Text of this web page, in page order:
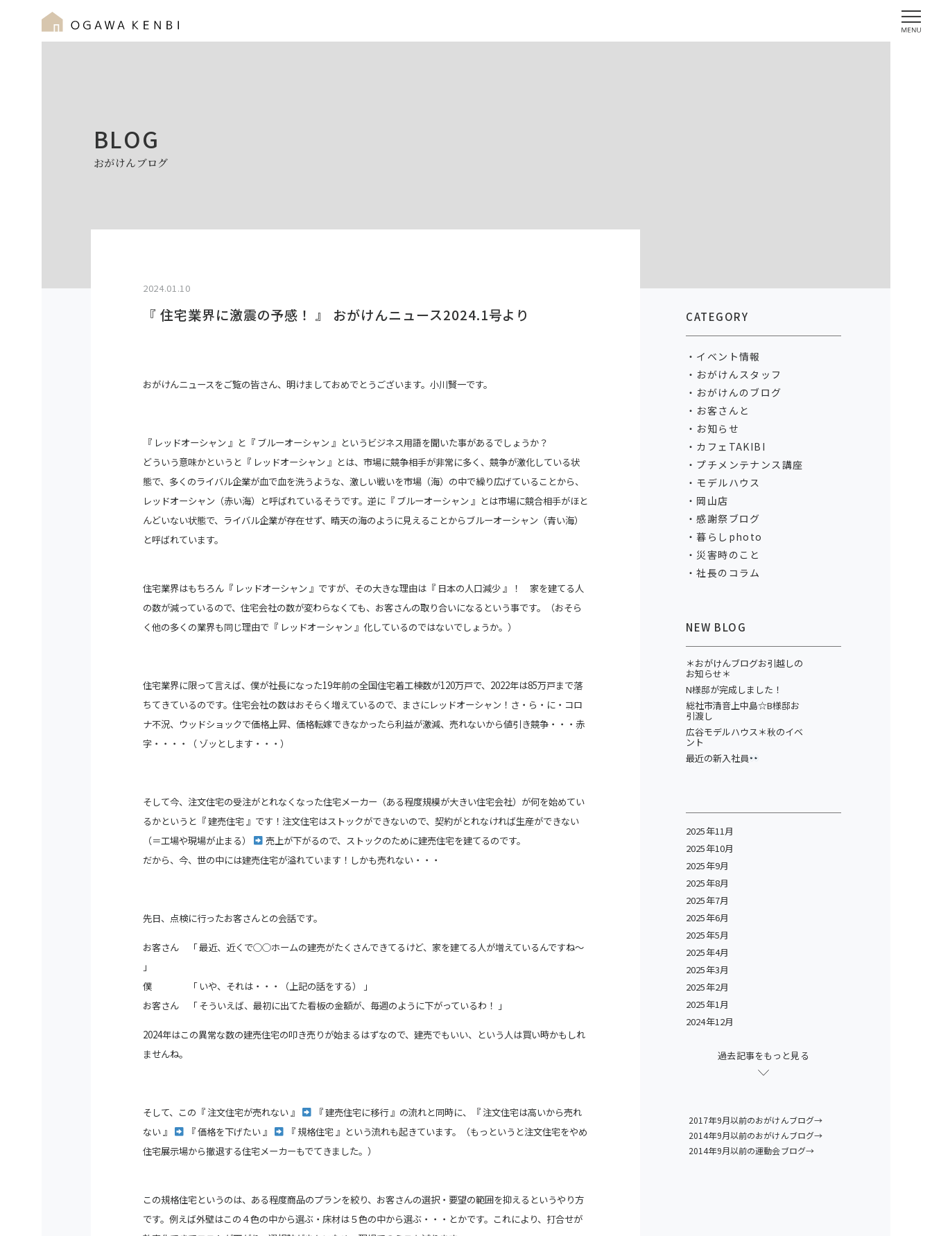
BLOG
おがけんブログ
2024.01.10
『 住宅業界に激震の予感！ 』 おがけんニュース2024.1号より
おがけんニュースをご覧の皆さん、明けましておめでとうございます。小川賢一です。
『 レッドオーシャン 』と『 ブルーオーシャン 』というビジネス用語を聞いた事があるでしょうか？
どういう意味かというと『 レッドオーシャン 』とは、市場に競争相手が非常に多く、競争が激化している状
態で、多くのライバル企業が血で血を洗うような、 激しい戦いを市場（海）の中で繰り広げていることから、
レッドオーシャン（赤い海）と呼ばれているそうです。逆に『 ブルーオーシャン 』とは市場に競合相手がほと
んどいない状態で、ライバル企業が存在せず、晴天の海のように見えることからブルーオーシャン（青い海）
と呼ばれています。
住宅業界はもちろん『 レッドオーシャン 』ですが、その大きな理由は『 日本の人口減少 』！ 家を建てる人
の数が減っているので、住宅会社の数が変わらなくても、お客さんの取り合いになるという事です。（おそら
く他の多くの業界も同じ理由で『 レッドオーシャン 』化しているのではないでしょうか。）
住宅業界に限って言えば、僕が社長になった19年前の全国住宅着工棟数が120万戸で、2022年は85万戸まで落
ちてきているのです。住宅会社の数はおそらく増えているので、まさにレッドオーシャン！さ・ら・に・コロ
ナ不況、ウッドショックで価格上昇、価格転嫁できなかったら利益が激減、 売れないから値引き競争・・・赤
字・・・・（ ゾッとします・・・）
そして今、注文住宅の受注がとれなくなった住宅メーカー（ある程度規模が大きい住宅会社）が何を始めてい
るかというと『 建売住宅 』です！注文住宅はストックができないので、契約がとれなければ生産ができない
（＝工場や現場が止まる）
売上が下がるので、ストックのために建売住宅を建てるのです。
だから、今、世の中には建売住宅が溢れています！しかも売れない・・・
先日、点検に行ったお客さんとの会話です。
お客さん 「 最近、近くで○○ホームの建売がたくさんできてるけど、家を建てる人が増えているんですね～
」
僕 「 いや、それは・・・（上記の話をする） 」
お客さん 「 そういえば、最初に出てた看板の金額が、毎週のように下がっているわ！ 」
2024年はこの異常な数の建売住宅の叩き売りが始まるはずなので、建売でもいい、という人は買い時かもしれ
ませんね。
そして、この『 注文住宅が売れない 』
『 建売住宅に移行 』の流れと同時に、『 注文住宅は高いから売れ
ない 』
『 価格を下げたい 』 『 規格住宅 』 という流れも起きています。（もっというと注文住宅をやめ
住宅展示場から撤退する住宅メーカーもでてきました。）
この規格住宅というのは、ある程度商品のプランを絞り、お客さんの選択・要望の範囲を抑えるというやり方
です。例えば外壁はこの４色の中から選ぶ・ 床材は５色の中から選ぶ・・・とかです。これにより、打合せが
CATEGORY
イベント情報
おがけんスタッフ
おがけんのブログ
お客さんと
お知らせ
カフェTAKIBI
プチメンテナンス講座
モデルハウス
岡山店
感謝祭ブログ
暮らしphoto
災害時のこと
社長のコラム
NEW BLOG
＊おがけんブログお引越しの
お知らせ＊
N様邸が完成しました！
総社市清音上中島☆B様邸お
引渡し
広谷モデルハウス＊秋のイベ
ント
最近の新入社員
2025年11月
2025年10月
2025年9月
2025年8月
2025年7月
2025年6月
2025年5月
2025年4月
2025年3月
2025年2月
2025年1月
2024年12月
過去記事をもっと見る
2017年9月以前のおがけんブログ→
2014年9月以前のおがけんブログ→
2014年9月以前の運動会ブログ→